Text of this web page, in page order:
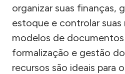
organizar suas finanças,
estoque e controlar suas
modelos de documentos
formalização e gestão
recursos são ideais para